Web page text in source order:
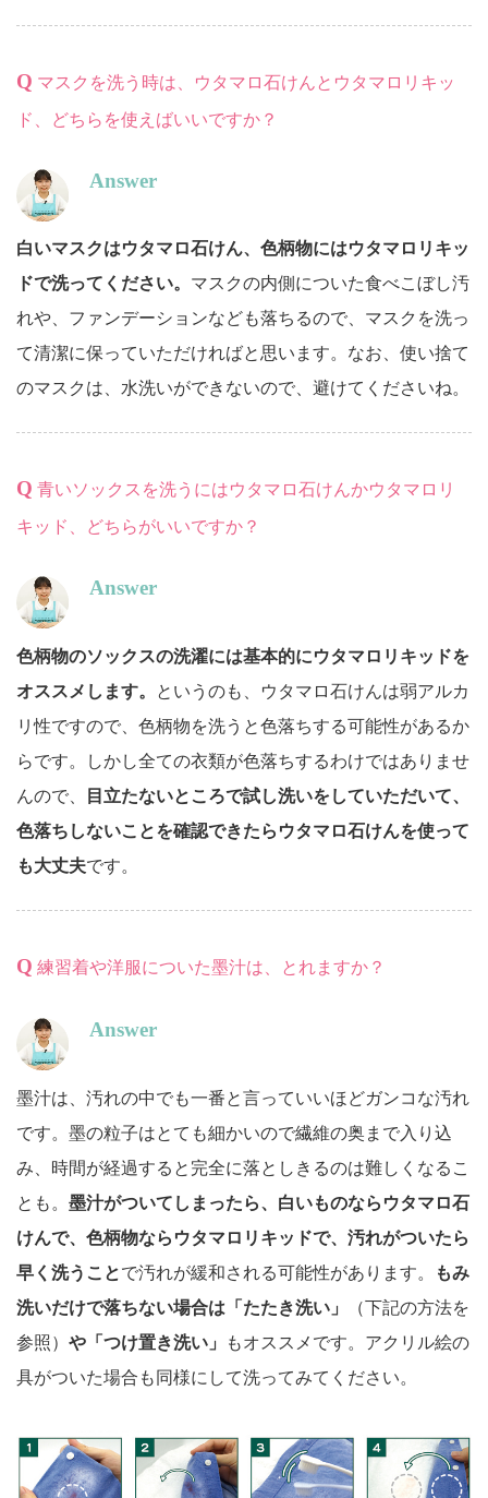
Q マスクを洗う時は、ウタマロ石けんとウタマロリキッ
ド、どちらを使えばいいですか？
Answer
白いマスクはウタマロ石けん、色柄物にはウタマロリキッ
ドで洗ってください。 マスクの内側についた食べこぼし汚
れや、ファンデーションなども落ちるので、マスクを洗っ
て清潔に保っていただければと思います。なお、使い捨て
のマスクは、水洗いができないので、避けてくださいね。
Q 青いソックスを洗うにはウタマロ石けんかウタマロリ
キッド、どちらがいいですか？
Answer
色柄物のソックスの洗濯には基本的にウタマロリキッドを
オススメします。
というのも、ウタマロ石けんは弱アルカ
リ性ですので、色柄物を洗うと色落ちする可能性があるか
らです。しかし全ての衣類が色落ちするわけではありませ
んので、
目立たないところで試し洗いをしていただいて、
色落ちしないことを確認できたらウタマロ石けんを使って
も大丈夫です。
Q 練習着や洋服についた墨汁は、とれますか？
Answer
墨汁は、汚れの中でも一番と言っていいほどガンコな汚れ
です。墨の粒子はとても細かいので繊維の奥まで入り込
み、時間が経過すると完全に落としきるのは難しくなるこ
とも。 墨汁がついてしまったら、白いものならウタマロ石
けんで、色柄物ならウタマロリキッドで、汚れがついたら
早く洗うことで汚れが緩和される可能性があります。
もみ
洗いだけで落ちない場合は「たたき洗い」
（下記の方法を
参照） や「つけ置き洗い」
もオススメです。アクリル絵の
具がついた場合も同様にして洗ってみてください。